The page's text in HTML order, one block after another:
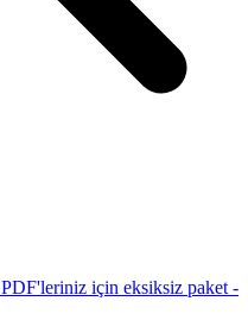
PDF'leriniz için eksiksiz paket -